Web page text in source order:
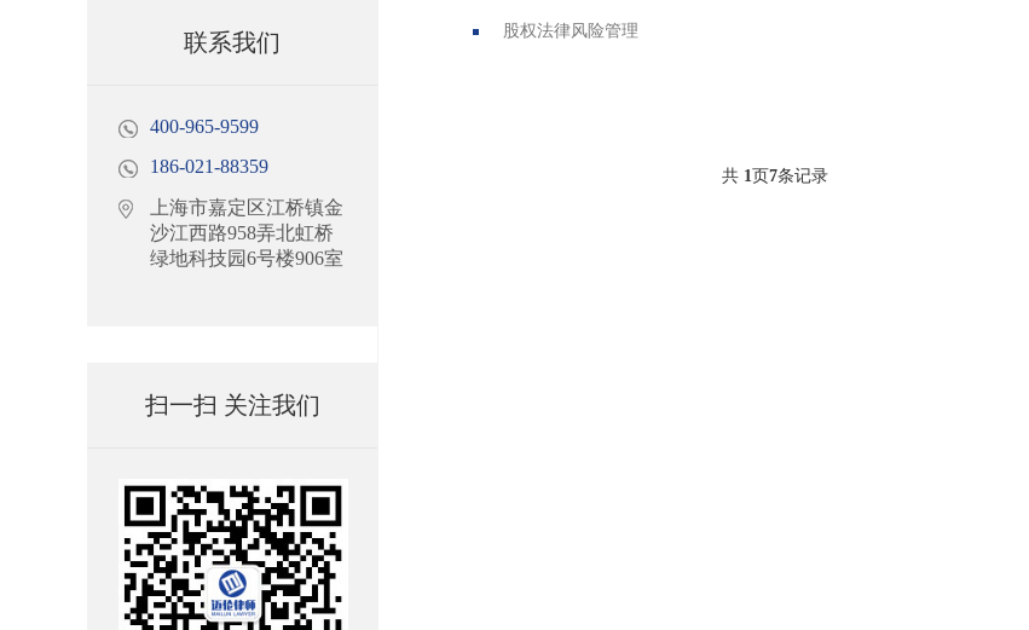
联系我们
400-965-9599
186-021-88359
上海市嘉定区江桥镇金
沙江西路958弄北虹桥
绿地科技园6号楼906室
扫一扫 关注我们
股权法律风险管理
共 1页7条记录